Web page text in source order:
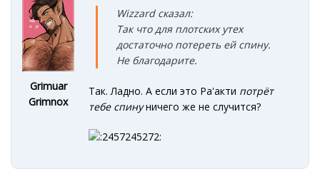
Grimuar
Grimnox
Wizzard сказал:
Так что для плотских утех
достаточно потереть ей спину.
Не благодарите.
Так. Ладно. А если это Ра'акти потрёт
тебе спинуничего же не случится?